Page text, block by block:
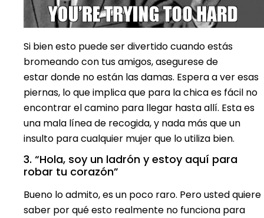
Si bien esto puede ser divertido cuando estás
bromeando con tus amigos, asegurese de
estar donde no están las damas. Espera a ver esas
piernas, lo que implica que para la chica es fácil no
encontrar el camino para llegar hasta allí. Esta es
una mala línea de recogida, y nada más que un
insulto para cualquier mujer que lo utiliza bien.
3. “Hola, soy un ladrón y estoy aquí para
robar tu corazón”
Bueno lo admito, es un poco raro. Pero usted quiere
saber por qué esto realmente no funciona para